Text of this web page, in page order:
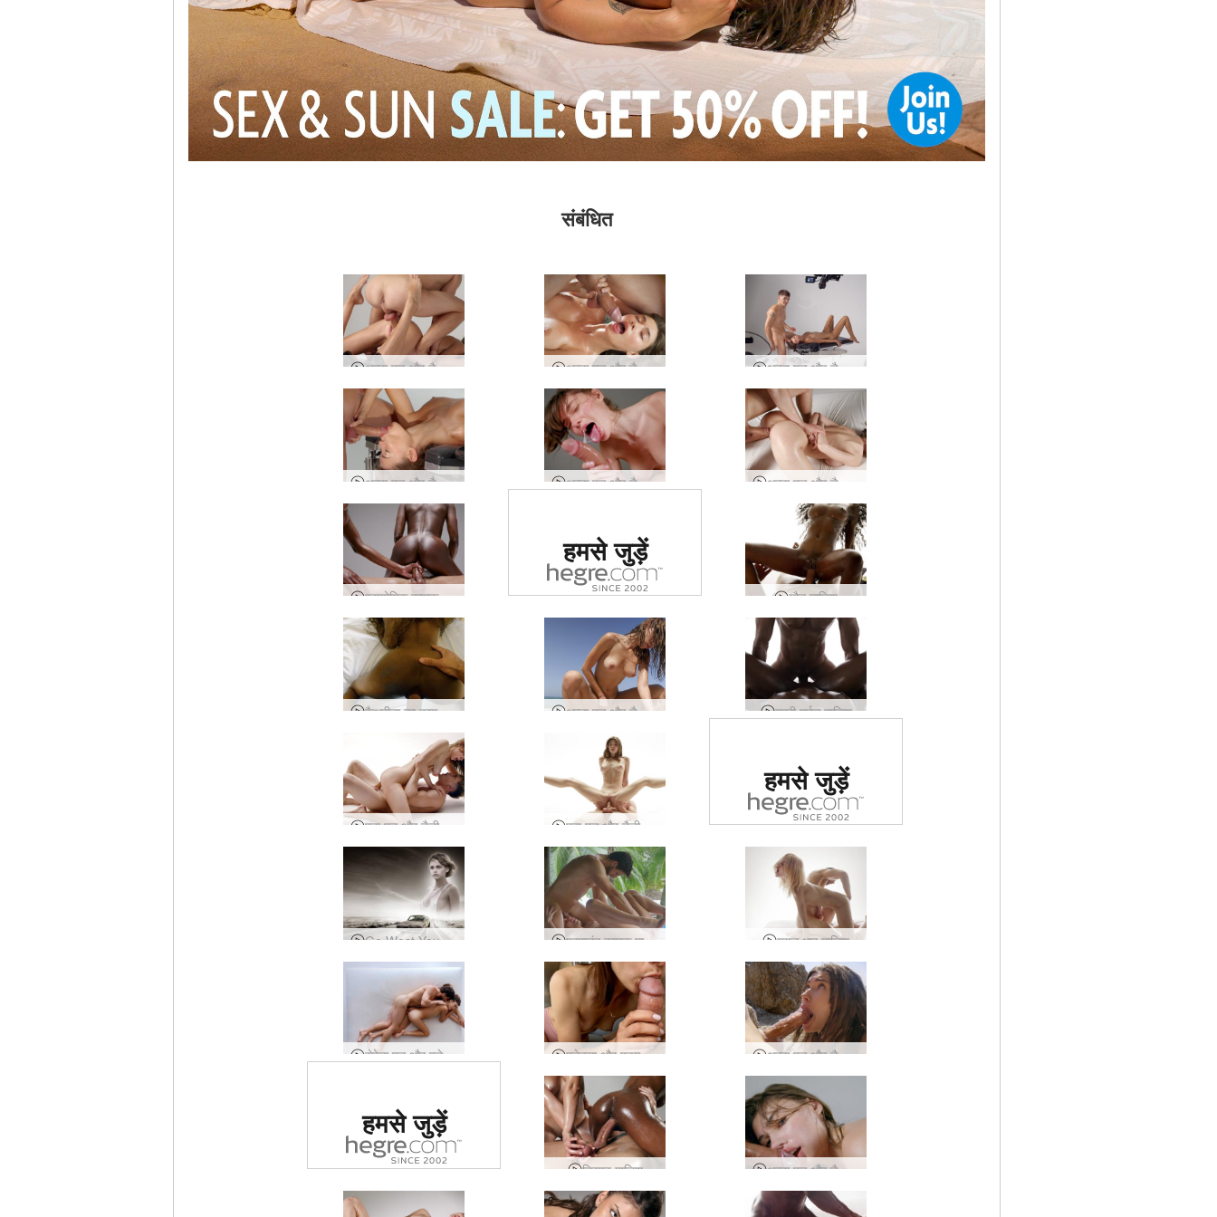
संबंधित
अन्ना एल और डैनी सेक्स सत्र अन्ना एल और डैनी हैप्पी एंडिंग मसाज
अन्ना एल और डैनी फेस फकिंग अन्ना एल और डैनी का अब तक का सबसे बेहतरीन ब्लोजॉब
प्रायोगिक कामुक मालिश
दुनिया में #1 कामुक
साइट का दर्जा दिया
गया
हमसे जुड़ें
यौन मालिश
कैथरीना का कामुक व्लॉग अन्ना एल और डैनी सन, रेत, समुद्र और सेक्स गहरी मर्मज्ञ मालिश
दुनिया में #1 कामुक
साइट का दर्जा दिया
गया
हमसे जुड़ें
Go West Young Girl परमानंद कामुक मालिश युगल धार मालिश
सेरेना एल और एलेक्स यौन संबंध एलेक्सा और एडम द्वारा किलिंग क्वारंटाइन टाइम अन्ना एल और डैनी समुद्र तट पर सेक्स
दुनिया में #1 कामुक
साइट का दर्जा दिया
गया
हमसे जुड़ें
त्रिगुट मालिश अन्ना एल और डैनी लव एंड लस्ट